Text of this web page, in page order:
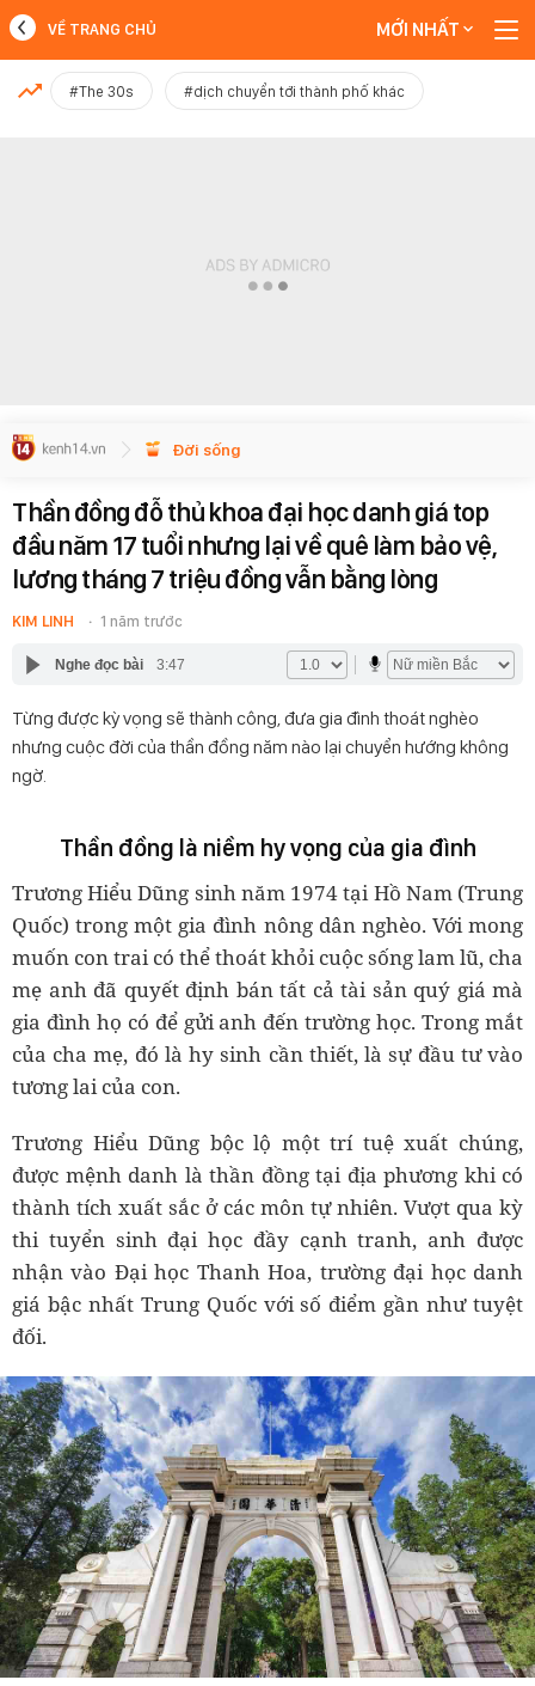
MỚI NHẤT
VỀ TRANG CHỦ MỚI NHẤT
#The 30s #dịch chuyển tới thành phố khác
Đời sống
Thần đồng đỗ thủ khoa đại học danh giá top
đầu năm 17 tuổi nhưng lại về quê làm bảo vệ,
lương tháng 7 triệu đồng vẫn bằng lòng
KIM LINH 1 năm trước
Nghe đọc bài 3:47
Từng được kỳ vọng sẽ thành công, đưa gia đình thoát nghèo
nhưng cuộc đời của thần đồng năm nào lại chuyển hướng không
ngờ.
Thần đồng là niềm hy vọng của gia đình
Trương Hiểu Dũng sinh năm 1974 tại Hồ Nam (Trung
Quốc) trong một gia đình nông dân nghèo. Với mong
muốn con trai có thể thoát khỏi cuộc sống lam lũ, cha
mẹ anh đã quyết định bán tất cả tài sản quý giá mà
gia đình họ có để gửi anh đến trường học. Trong mắt
của cha mẹ, đó là hy sinh cần thiết, là sự đầu tư vào
tương lai của con.
Trương Hiểu Dũng bộc lộ một trí tuệ xuất chúng,
được mệnh danh là thần đồng tại địa phương khi có
thành tích xuất sắc ở các môn tự nhiên. Vượt qua kỳ
thi tuyển sinh đại học đầy cạnh tranh, anh được
nhận vào Đại học Thanh Hoa, trường đại học danh
giá bậc nhất Trung Quốc với số điểm gần như tuyệt
đối.